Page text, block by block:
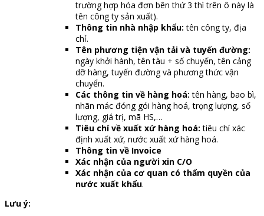
trường hợp hóa đơn bên thứ 3 thì trên ô này là
tên công ty sản xuất).
Thông tin nhà nhập khẩu: tên công ty, địa
chỉ.
Tên phương tiện vận tải và tuyến đường:
ngày khởi hành, tên tàu + số chuyến, tên cảng
dỡ hàng, tuyến đường và phương thức vận
chuyển.
Các thông tin về hàng hoá:tên hàng, bao bì,
nhãn mác đóng gói hàng hoá, trọng lượng, số
lượng, giá trị, mã HS,…
Tiêu chí về xuất xứ hàng hoá:tiêu chí xác
định xuất xứ, nước xuất xứ hàng hoá.
Thông tin về Invoice
Xác nhận của người xin C/O
Xác nhận của cơ quan có thẩm quyền của
nước xuất khẩu.
Lưu ý: